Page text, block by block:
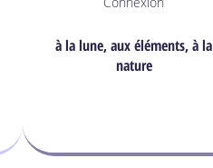
à la lune, aux éléments, à la
nature